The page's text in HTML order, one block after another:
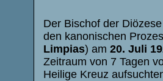
Der Bischof der
den kanonischen
Limpias) am 20. Juli
Zeitraum von 7 Tagen
Heilige Kreuz